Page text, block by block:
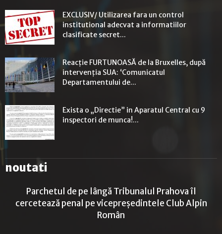
EXCLUSIV/ Utilizarea fara un control
institutional adecvat a informatiilor
clasificate secret...
Reacție FURTUNOASĂ de la Bruxelles, după
intervenția SUA: ‘Comunicatul
Departamentului de...
Exista o „Directie” in Aparatul Central cu 9
inspectori de munca!...
noutati
Parchetul de pe lângă Tribunalul Prahova îl
cercetează penal pe vicepreședintele Club Alpin
Român